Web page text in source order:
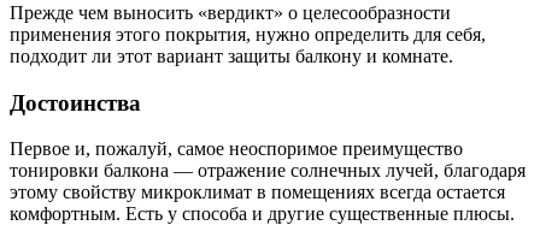
Прежде чем выносить «вердикт» о целесообразности
применения этого покрытия, нужно определить для себя,
подходит ли этот вариант защиты балкону и комнате.
Достоинства
Первое и, пожалуй, самое неоспоримое преимущество
тонировки балкона — отражение солнечных лучей, благодаря
этому свойству микроклимат в помещениях всегда остается
комфортным. Есть у способа и другие существенные плюсы.